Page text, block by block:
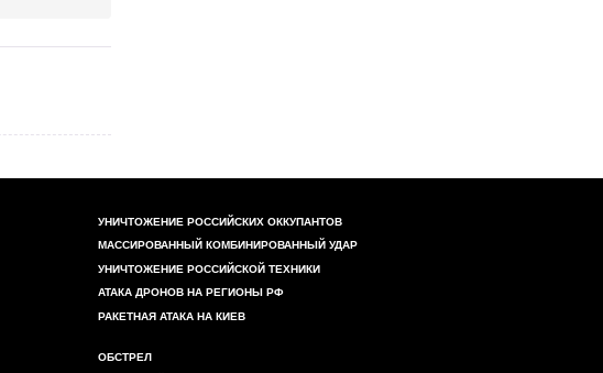
УНИЧТОЖЕНИЕ РОССИЙСКИХ ОККУПАНТОВ
МАССИРОВАННЫЙ КОМБИНИРОВАННЫЙ УДАР
УНИЧТОЖЕНИЕ РОССИЙСКОЙ ТЕХНИКИ
АТАКА ДРОНОВ НА РЕГИОНЫ РФ
РАКЕТНАЯ АТАКА НА КИЕВ
ОБСТРЕЛ